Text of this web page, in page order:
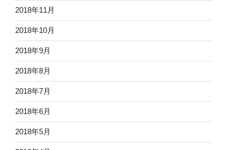
2018年11月
2018年10月
2018年9月
2018年8月
2018年7月
2018年6月
2018年5月